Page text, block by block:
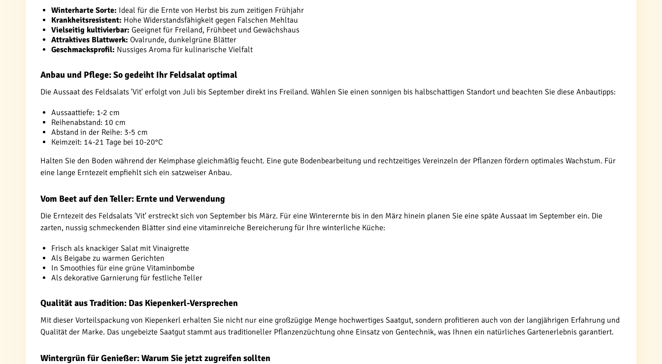
Winterharte Sorte: Ideal für die Ernte von Herbst bis zum zeitigen Frühjahr
Krankheitsresistent: Hohe Widerstandsfähigkeit gegen Falschen Mehltau
Vielseitig kultivierbar: Geeignet für Freiland, Frühbeet und Gewächshaus
Attraktives Blattwerk: Ovalrunde, dunkelgrüne Blätter
Geschmacksprofil: Nussiges Aroma für kulinarische Vielfalt
Anbau und Pflege: So gedeiht Ihr Feldsalat optimal
Die Aussaat des Feldsalats 'Vit' erfolgt von Juli bis September direkt ins Freiland. Wählen Sie einen sonnigen bis halbschattigen Standort und beachten Sie diese Anbautipps:
Aussaattiefe: 1-2 cm
Reihenabstand: 10 cm
Abstand in der Reihe: 3-5 cm
Keimzeit: 14-21 Tage bei 10-20°C
Halten Sie den Boden während der Keimphase gleichmäßig feucht. Eine gute Bodenbearbeitung und rechtzeitiges Vereinzeln der Pflanzen fördern optimales Wachstum. Für
eine lange Erntezeit empfiehlt sich ein satzweiser Anbau.
Vom Beet auf den Teller: Ernte und Verwendung
Die Erntezeit des Feldsalats 'Vit' erstreckt sich von September bis März. Für eine Winterernte bis in den März hinein planen Sie eine späte Aussaat im September ein. Die
zarten, nussig schmeckenden Blätter sind eine vitaminreiche Bereicherung für Ihre winterliche Küche:
Frisch als knackiger Salat mit Vinaigrette
Als Beigabe zu warmen Gerichten
In Smoothies für eine grüne Vitaminbombe
Als dekorative Garnierung für festliche Teller
Qualität aus Tradition: Das Kiepenkerl-Versprechen
Mit dieser Vorteilspackung von Kiepenkerl erhalten Sie nicht nur eine großzügige Menge hochwertiges Saatgut, sondern profitieren auch von der langjährigen Erfahrung und
Qualität der Marke. Das ungebeizte Saatgut stammt aus traditioneller Pflanzenzüchtung ohne Einsatz von Gentechnik, was Ihnen ein natürliches Gartenerlebnis garantiert.
Wintergrün für Genießer: Warum Sie jetzt zugreifen sollten